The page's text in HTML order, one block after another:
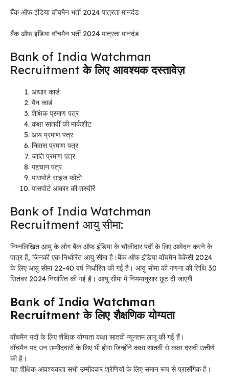
बैंक ऑफ इंडिया वॉचमैन भर्ती 2024 पात्रता मानदंड
बैंक ऑफ इंडिया वॉचमैन भर्ती 2024 पात्रता मानदंड
Bank of India Watchman
Recruitmentके लिए आवश्यक दस्तावेज़
आधार कार्ड
पैन कार्ड
शैक्षिक प्रमाण पत्र
कक्षा सातवीं की मार्कशीट
आय प्रमाण पत्र
निवास प्रमाण पत्र
जाति प्रमाण पत्र
पहचान पत्र
पासपोर्ट साइज फोटो
पासपोर्ट आकार की तस्वीरें
Bank of India Watchman
Recruitment आयु सीमा:
निम्नलिखित आयु के लोग बैंक ऑफ इंडिया के चौकीदार पदों के लिए आवेदन करने के
पात्र हैं, जिनकी एक निर्धारित आयु सीमा है।बैंक ऑफ इंडिया वॉचमैन वैकेंसी 2024
के लिए आयु सीमा 22-40 वर्ष निर्धारित की गई है। आयु सीमा की गणना की तिथि 30
सितंबर 2024 निर्धारित की गई है। आयु सीमा में नियमानुसार छूट दी जाएगी
Bank of India Watchman
Recruitment के लिए शैक्षणिक योग्यता
वॉचमैन पदों के लिए शैक्षिक योग्यता कक्षा सातवीं न्यूनतम लागू की गई हैं।
वॉचमैन पद उन उम्मीदवारों के लिए भी होगा जिन्होंने कक्षा सातवीं से कक्षा दसवीं उत्तीर्ण
की है।
यह शैक्षिक आवश्यकता सभी उम्मीदवार श्रेणियों के लिए समान रूप से प्रासंगिक है।